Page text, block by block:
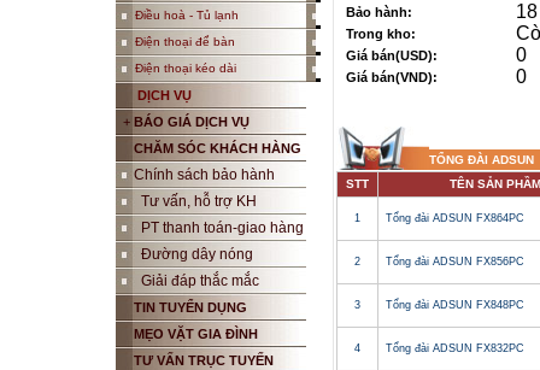
Điều hoà - Tủ lạnh
Điện thoại để bàn
Điện thoại kéo dài
DỊCH VỤ
+ BÁO GIÁ DỊCH VỤ
CHĂM SÓC KHÁCH HÀNG
Chính sách bảo hành
Tư vấn, hỗ trợ KH
PT thanh toán-giao hàng
Đường dây nóng
Giải đáp thắc mắc
TIN TUYỂN DỤNG
MẸO VẶT GIA ĐÌNH
TƯ VẤN TRỤC TUYẾN
Bảo hành:
Trong kho:
Giá bán(USD): 0
Giá bán(VND): 0
TỔNG ĐÀI ADSUN
STT
TÊN SẢN PHẦM
1 Tổng đài ADSUN FX864PC
2 Tổng đài ADSUN FX856PC
3 Tổng đài ADSUN FX848PC
4 Tổng đài ADSUN FX832PC